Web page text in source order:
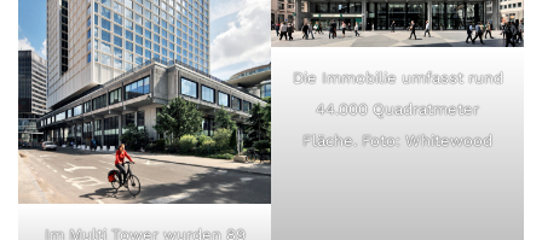
Im Multi Tower wurden 89
Die Immobilie umfasst rund
44.000 Quadratmeter
Fläche. Foto: Whitewood